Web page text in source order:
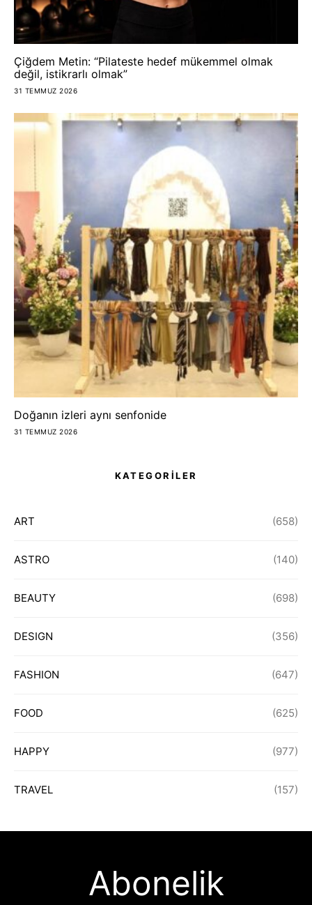
Çiğdem Metin: “Pilateste hedef mükemmel olmak
değil, istikrarlı olmak”
31 TEMMUZ 2026
Doğanın izleri aynı senfonide
31 TEMMUZ 2026
KATEGORİLER
ART (658)
ASTRO (140)
BEAUTY (698)
DESIGN (356)
FASHION (647)
FOOD (625)
HAPPY (977)
TRAVEL (157)
Abonelik